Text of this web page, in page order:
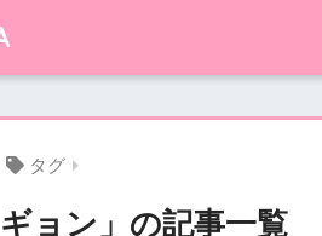
タグ
ギョン」の記事一覧